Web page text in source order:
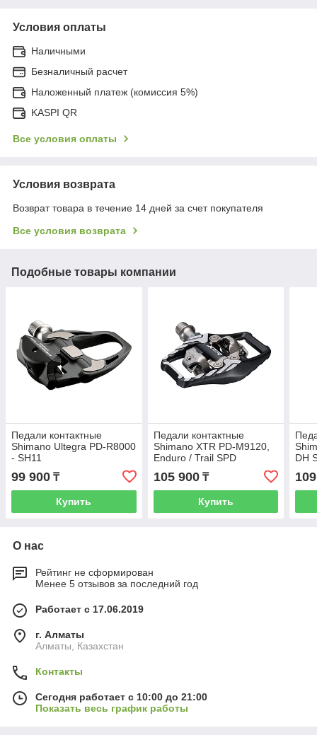
Условия оплаты
Наличными
Безналичный расчет
Наложенный платеж (комиссия 5%)
KASPI QR
Все условия оплаты
Условия возврата
Возврат товара в течение 14 дней за счет покупателя
Все условия возврата
Подобные товары компании
Педали контактные
Shimano Ultegra PD-R8000
- SH11
99 900 ₸
Купить
Педали контактные
Shimano XTR PD-M9120,
Enduro / Trail SPD
105 900₸
Купить
DH
О нас
Рейтинг не сформирован
Менее 5 отзывов за последний год
Работает с 17.06.2019
г. Алматы
Алматы, Казахстан
Контакты
Сегодня работает с 10:00 до 21:00
Показать весь график работы